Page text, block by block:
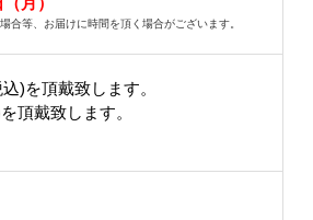
合等、お届けに時間を頂く場合がございます。
)を頂戴致します。
頂戴致します。